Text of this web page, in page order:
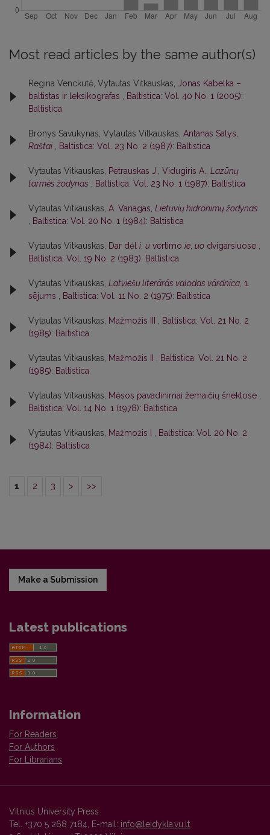
Most read articles by the same author(s)
Regina Venckutė, Vytautas Vitkauskas, Jonas Kabelka –
baltistas ir leksikografas , Baltistica: Vol. 40 No. 1 (2005):
Baltistica
Bronys Savukynas, Vytautas Vitkauskas, Antanas Salys,
Raštai , Baltistica: Vol. 23 No. 2 (1987): Baltistica
Vytautas Vitkauskas, Petrauskas J., Vidugiris A., Lazūnų
tarmės žodynas , Baltistica: Vol. 23 No. 1 (1987): Baltistica
Vytautas Vitkauskas, A. Vanagas, Lietuvių hidronimų žodynas
, Baltistica: Vol. 20 No. 1 (1984): Baltistica
Vytautas Vitkauskas, Dar dėl i, u vertimo ie, uo dvigarsiuose ,
Baltistica: Vol. 19 No. 2 (1983): Baltistica
Vytautas Vitkauskas, Latviešu literārās valodas vārdnīca, 1.
sējums , Baltistica: Vol. 11 No. 2 (1975): Baltistica
Vytautas Vitkauskas, Mažmožis III , Baltistica: Vol. 21 No. 2
(1985): Baltistica
Vytautas Vitkauskas, Mažmožis II , Baltistica: Vol. 21 No. 2
(1985): Baltistica
Vytautas Vitkauskas, Mėsos pavadinimai žemaičių šnektose ,
Baltistica: Vol. 14 No. 1 (1978): Baltistica
Vytautas Vitkauskas, Mažmožis I , Baltistica: Vol. 20 No. 2
(1984): Baltistica
1 2 3 > >>
Make a Submission
Latest publications
Information
For Readers
For Authors
For Librarians
Vilnius University Press
Tel. +370 5 268 7184, E-mail: info@leidykla.vu.lt